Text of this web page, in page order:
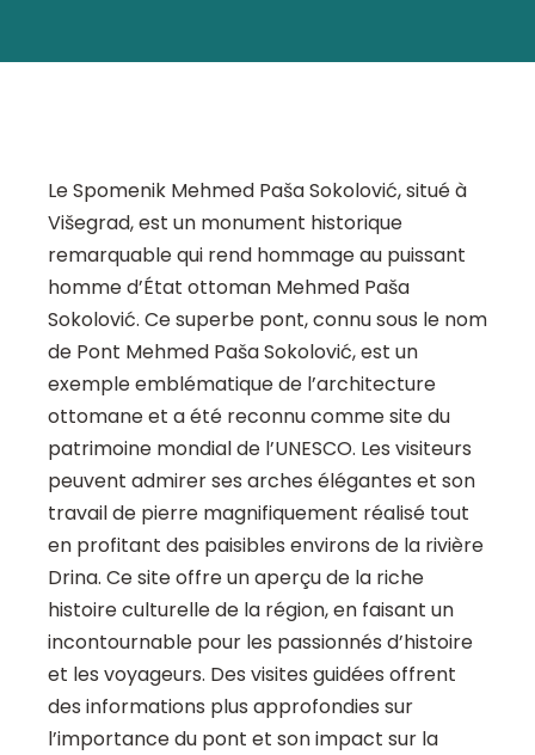
Le Spomenik Mehmed Paša Sokolović, situé à
Višegrad, est un monument historique
remarquable qui rend hommage au puissant
homme d’État ottoman Mehmed Paša
Sokolović. Ce superbe pont, connu sous le nom
de Pont Mehmed Paša Sokolović, est un
exemple emblématique de l’architecture
ottomane et a été reconnu comme site du
patrimoine mondial de l’UNESCO. Les visiteurs
peuvent admirer ses arches élégantes et son
travail de pierre magnifiquement réalisé tout
en profitant des paisibles environs de la rivière
Drina. Ce site offre un aperçu de la riche
histoire culturelle de la région, en faisant un
incontournable pour les passionnés d’histoire
et les voyageurs. Des visites guidées offrent
des informations plus approfondies sur
l’importance du pont et son impact sur la